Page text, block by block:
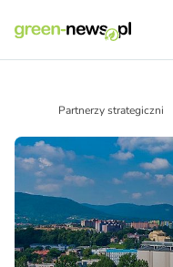
Partnerzy strategiczni